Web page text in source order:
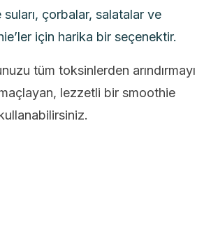
suları, çorbalar, salatalar ve
için harika bir seçenektir.
tüm toksinlerden arındırmayı
lezzetli bir smoothie